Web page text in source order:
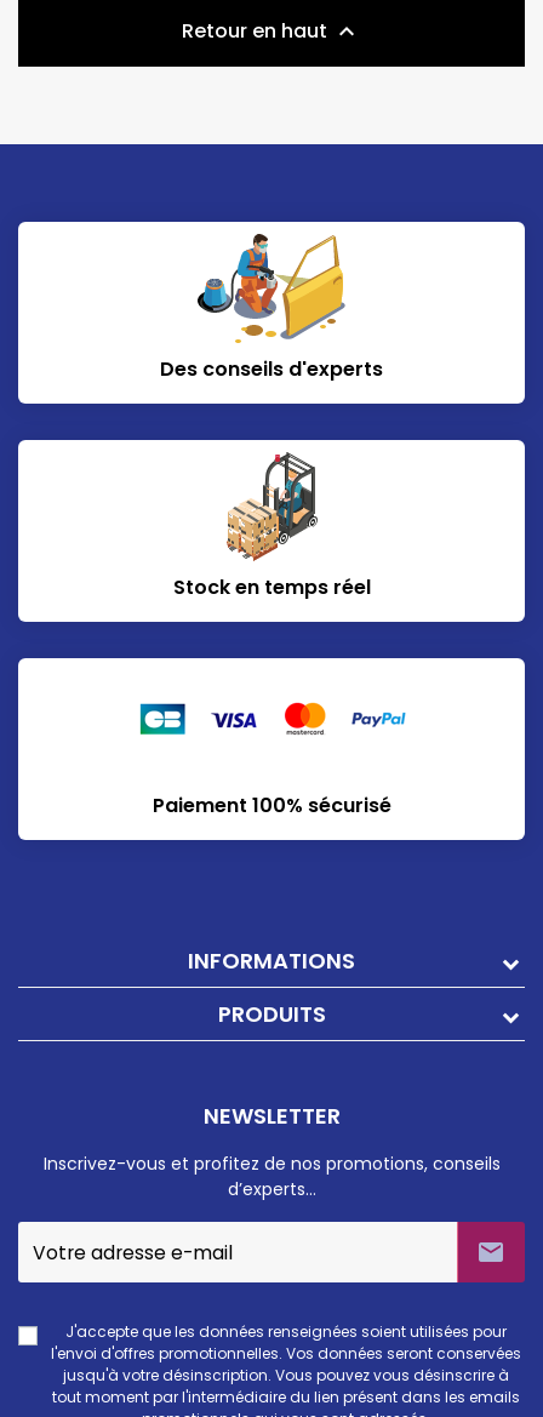
Retour en haut 
Des conseils d'experts
Stock en temps réel
Paiement 100% sécurisé
INFORMATIONS
PRODUITS
NEWSLETTER
Inscrivez-vous et profitez de nos promotions, conseils
d’experts…

J'accepte que les données renseignées soient utilisées pour
l'envoi d'offres promotionnelles. Vos données seront conservées
jusqu'à votre désinscription. Vous pouvez vous désinscrire à
tout moment par l'intermédiaire du lien présent dans les emails